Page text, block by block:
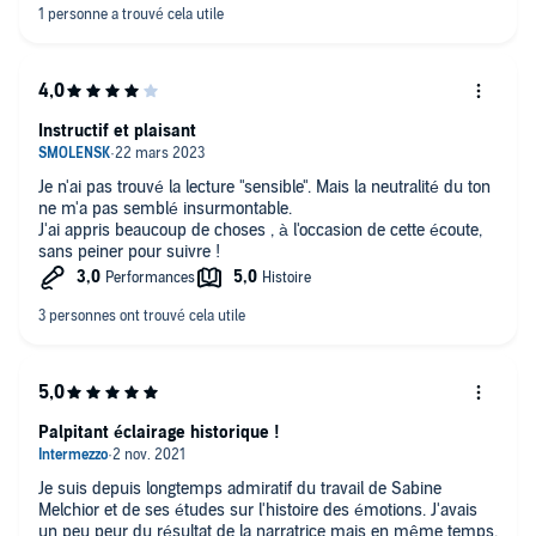
UNE LECTURE TRES AGREABLE MERCI
LILOU
Je n'ai pas trouvé la lecture "sensible". Mais la neutralité du ton
ne m'a pas semblé insurmontable.
J'ai appris beaucoup de choses , à l'occasion de cette écoute,
sans peiner pour suivre !
Instructif et plaisant
Je suis depuis longtemps admiratif du travail de Sabine
Melchior et de ses études sur l'histoire des émotions. J'avais
un peu peur du résultat de la narratrice mais en même temps,
Palpitant éclairage historique !